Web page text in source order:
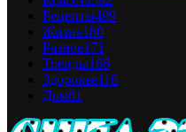
Рецепты499
Жизнь180
Разное171
Тренды166
Здоровье116
Дом81